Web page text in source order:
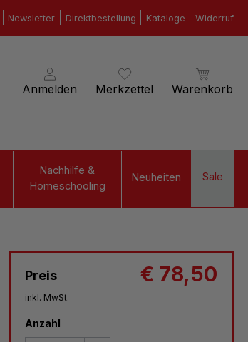
Newsletter Direktbestellung Kataloge Widerruf
Anmelden Merkzettel Warenkorb
Nachhilfe &
Homeschooling
Neuheiten Sale
Preis € 78,50
inkl. MwSt.
Anzahl